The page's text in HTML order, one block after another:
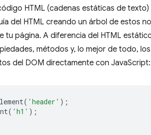
HTML (cadenas estáticas de
del HTML creando un árbol de estos
tu página. A diferencia del HTML
métodos y, lo mejor de todo,
del DOM directamente con JavaScript:
( 'header' );
( 'h1' );